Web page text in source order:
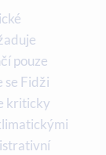
pouze
se Fidži
kriticky